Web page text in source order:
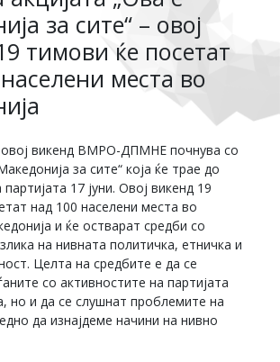
за сите“ – овој
тимови ќе посетат
места во
овој викенд ВМРО-ДПМНЕ почнува со
за сите“ која ќе трае до
17 јуни. Овој викенд 19
над 100 населени места во
и ќе остварат средби со
на нивната политичка, етничка и
Целта на средбите е да се
со активностите на партијата
но и да се слушнат проблемите на
да изнајдеме начини на нивно